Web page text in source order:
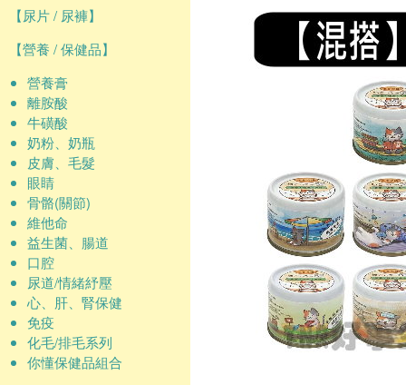
【尿片 / 尿褲】
【營養 / 保健品】
營養膏
離胺酸
牛磺酸
奶粉、奶瓶
皮膚、毛髮
眼睛
骨骼(關節)
維他命
益生菌、腸道
口腔
尿道/情緒紓壓
心、肝、腎保健
免疫
化毛/排毛系列
你懂保健品組合